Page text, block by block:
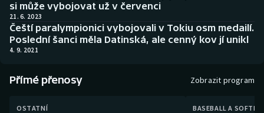
Biatlon
Boby a skeleton
Box
Curling
Aplikace ČT sport
AZ kvíz
si může vybojovat už v červenci
21. 6. 2023
Čeští paralympionici vybojovali v Tokiu osm medailí.
Poslední šanci měla Datinská, ale cenný kov jí unikl
4. 9. 2021
Přímé přenosy Zobrazit program
OSTATNÍ BASEBALL A